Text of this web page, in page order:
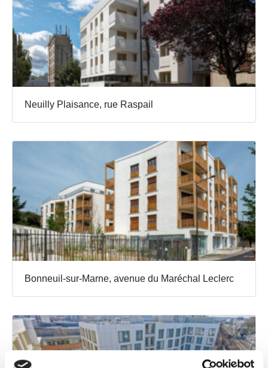
Neuilly Plaisance, rue Raspail
Bonneuil-sur-Marne, avenue du Maréchal Leclerc